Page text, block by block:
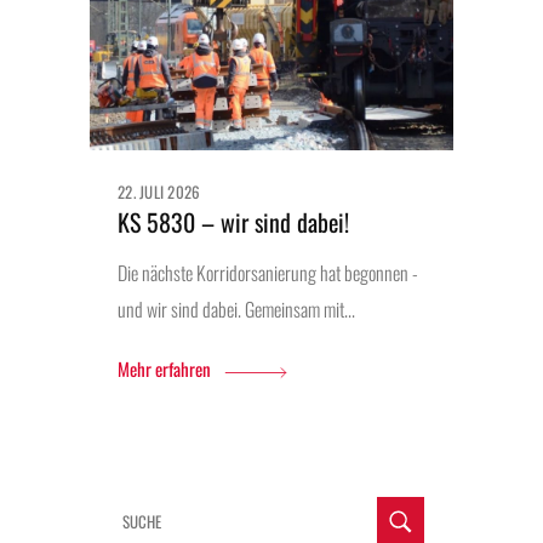
22. JULI 2026
KS 5830 – wir sind dabei!
Die nächste Korridorsanierung hat begonnen -
und wir sind dabei. Gemeinsam mit...
Mehr erfahren